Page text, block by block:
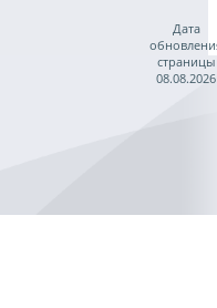
Дата
страницы
08.08.2026